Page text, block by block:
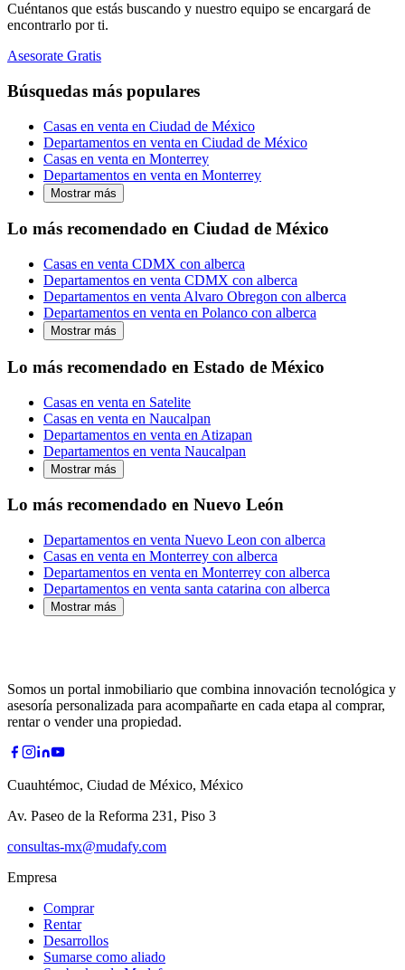
Cuéntanos que estás buscando y nuestro equipo se encargará de
encontrarlo por ti.
Asesorate Gratis
Búsquedas más populares
Casas en venta en Ciudad de México
Departamentos en venta en Ciudad de México
Casas en venta en Monterrey
Departamentos en venta en Monterrey
Mostrar más
Lo más recomendado en Ciudad de México
Casas en venta CDMX con alberca
Departamentos en venta CDMX con alberca
Departamentos en venta Alvaro Obregon con alberca
Departamentos en venta en Polanco con alberca
Mostrar más
Lo más recomendado en Estado de México
Casas en venta en Satelite
Casas en venta en Naucalpan
Departamentos en venta en Atizapan
Departamentos en venta Naucalpan
Mostrar más
Lo más recomendado en Nuevo León
Departamentos en venta Nuevo Leon con alberca
Casas en venta en Monterrey con alberca
Departamentos en venta en Monterrey con alberca
Departamentos en venta santa catarina con alberca
Mostrar más
Somos un portal inmobiliario que combina innovación tecnológica y
asesoría personalizada para acompañarte en cada etapa al comprar,
rentar o vender una propiedad.
Cuauhtémoc, Ciudad de México, México
Av. Paseo de la Reforma 231, Piso 3
consultas-mx@mudafy.com
Empresa
Comprar
Rentar
Desarrollos
Sumarse como aliado